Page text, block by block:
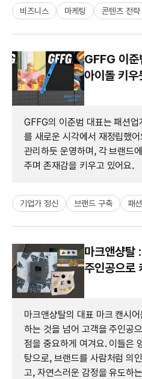
비즈니스 마케팅 콘텐츠 전략
GFFG 이
아이돌 키우
GFFG의 이준범 대표는 패션
를 새로운 시각에서 재정립했
관리하듯 운영하며, 각 브랜드
주며 존재감을 키우고 있어요.
기업가 정신 브랜드 구축 패
마크앤샹탈
주인공으로
마크앤샹탈의 대표 마크 캔시
하는 것을 넘어 고객을 주인공
점을 중요하게 여겨요. 이들은
탕으로, 브랜드를 사람처럼 의
고, 자연스러운 감정을 유도하